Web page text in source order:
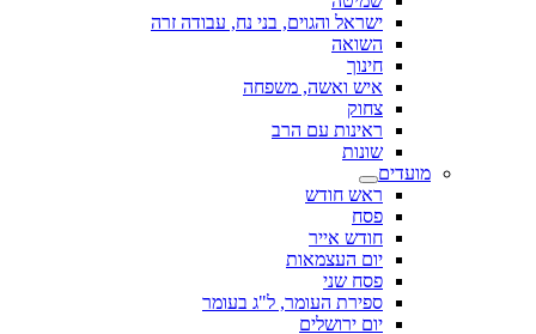
ישראל והגוים, בני נח, עבודה זרה
השואה
חינוך
איש ואשה, משפחה
צחוק
ראינות עם הרב
שונות
מועדים
ראש חודש
פסח
חודש אייר
יום העצמאות
פסח שני
ספירת העומר, ל"ג בעומר
יום ירושלים